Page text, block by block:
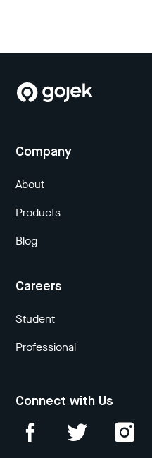
Company
About
Products
Blog
Careers
Student
Professional
Connect with Us